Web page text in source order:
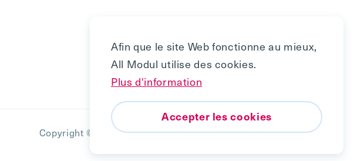
Afin que le site Web fonctionne au mieux,
All Modul utilise des cookies.
Plus d'information
Accepter les cookies
Copyright © 2010 - 2026, All Modul Vers le haut